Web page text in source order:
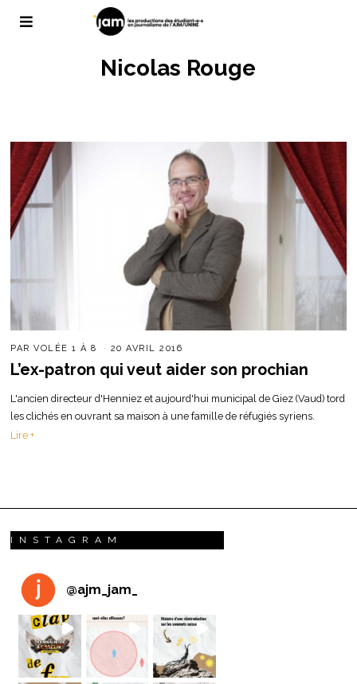
Nicolas Rouge
PARVOLÉE 1 À 8 20 AVRIL 2016
L’ex-patron qui veut aider son prochian
L'ancien directeur d'Henniez et aujourd'hui municipal de Giez (Vaud) tord
les clichés en ouvrant sa maison à une famille de réfugiés syriens.
Lire +
INSTAGRAM
@ajm_jam_